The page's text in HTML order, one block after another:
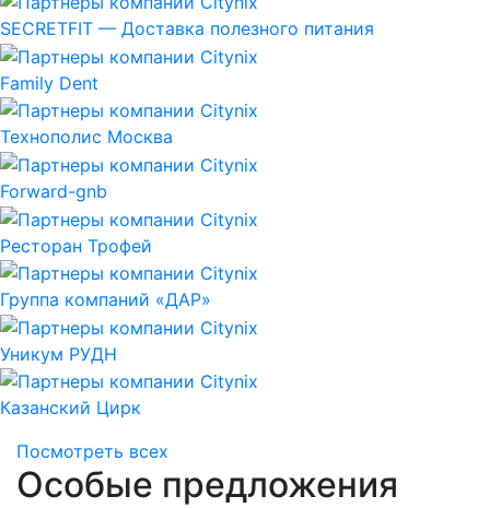
SECRETFIT — Доставка полезного питания
Family Dent
Технополис Москва
Forward-gnb
Ресторан Трофей
Группа компаний «ДАР»
Уникум РУДН
Казанский Цирк
Посмотреть всех
Особые предложения